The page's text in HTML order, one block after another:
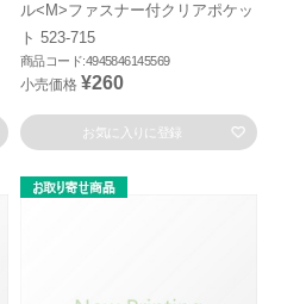
ル<M>ファスナー付クリアポケッ
ト 523-715
商品コード:4945846145569
小売価格 ¥260
お気に入りに登録